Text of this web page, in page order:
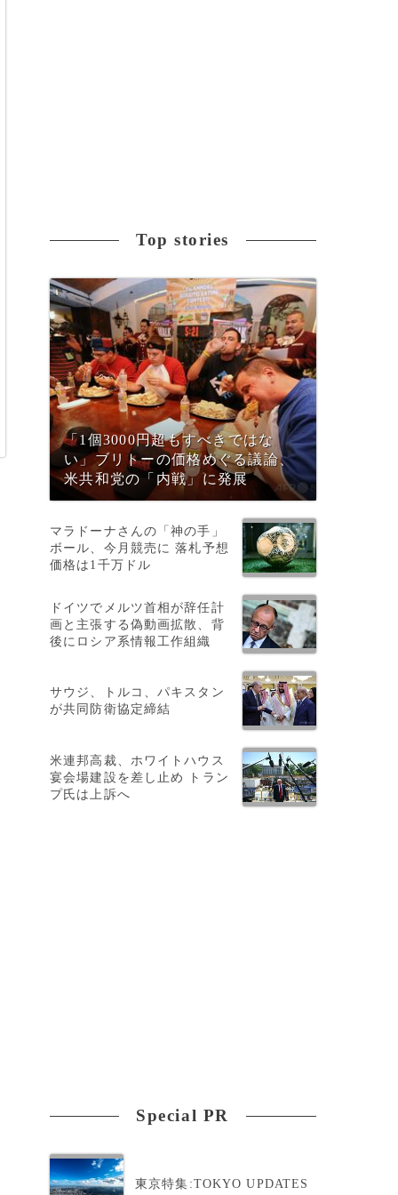
Top stories
「1個3000円超もすべきではな
い」ブリトーの価格めぐる議論、
米共和党の「内戦」に発展
マラドーナさんの「神の手」
ボール、今月競売に 落札予想
価格は1千万ドル
ドイツでメルツ首相が辞任計
画と主張する偽動画拡散、背
後にロシア系情報工作組織
サウジ、トルコ、パキスタン
が共同防衛協定締結
米連邦高裁、ホワイトハウス
宴会場建設を差し止め トラン
プ氏は上訴へ
Special PR
東京特集:TOKYO UPDATES